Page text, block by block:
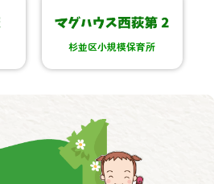
杉並区小規模保育所